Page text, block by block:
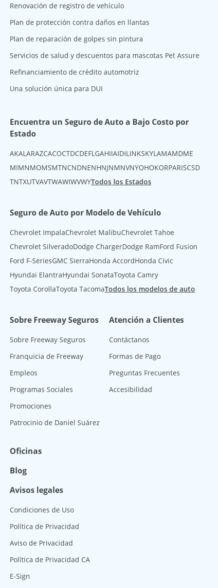
Renovación de registro de vehículo
Plan de protección contra daños en llantas
Plan de reparación de golpes sin pintura
Servicios de salud y descuentos para mascotas Pet Assure
Refinanciamiento de crédito automotriz
Una solución única para DUI
Encuentra un Seguro de Auto a Bajo Costo por
Estado
AKAL ARAZCACOCTDCDEFL GAHIIAIDIL INKSKYLAMAMDME
MIMNMOMSMTNCNDNENHNJNMNVNYOHOKORPARISCSD
TNTXUTVAVTWAWIWVWYTodos los Estados
Seguro de Auto por Modelo de Vehículo
Chevrolet ImpalaChevrolet MalibuChevrolet Tahoe
Chevrolet SilveradoDodge ChargerDodge RamFord Fusion
Ford F-SeriesGMC SierraHonda AccordHonda Civic
Hyundai ElantraHyundai SonataToyota Camry
Toyota CorollaToyota TacomaTodos los modelos de auto
Sobre Freeway Seguros
Sobre Freeway Seguros
Franquicia de Freeway
Empleos
Programas Sociales
Promociones
Patrocinio de Daniel Suárez
Atención a Clientes
Contáctanos
Formas de Pago
Preguntas Frecuentes
Accesibilidad
Oficinas
Blog
Avisos legales
Condiciones de Uso
Política de Privacidad
Aviso de Privacidad
Política de Privacidad CA
E-Sign